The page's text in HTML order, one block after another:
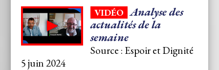
VIDÉO Analyse des
actualités de la
semaine
Source : Espoir et Dignité
5 juin 2024